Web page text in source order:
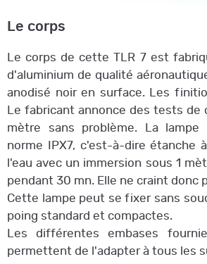
Le corps
Le corps de cette TLR 7 est
d'aluminium de qualité
anodisé noir en surface. Les
Le fabricant annonce des tests
mètre sans problème. La
norme IPX7, c'est-à-dire étanche
l'eau avec un immersion sous 1
pendant 30 mn. Elle ne craint donc
Cette lampe peut se fixer sans
poing standard et compactes.
Les différentes embases
permettent de l'adapter à tous les